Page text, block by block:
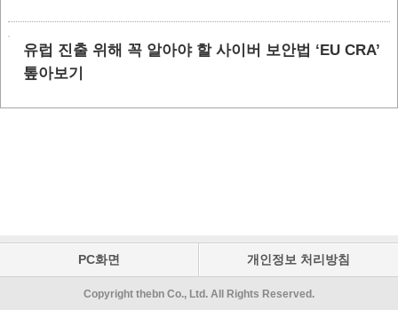
유럽 진출 위해 꼭 알아야 할 사이버 보안법 ‘EU CRA’
톺아보기
PC화면 개인정보 처리방침
Copyright thebn Co., Ltd. All Rights Reserved.